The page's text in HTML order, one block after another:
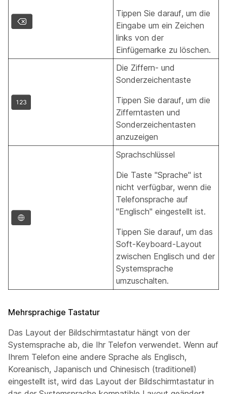
Tippen Sie darauf, um die
Eingabe um ein Zeichen
links von der
Einfügemarke zu löschen.
Die Ziffern- und
Sonderzeichentaste
Tippen Sie darauf, um die
Zifferntasten und
Sonderzeichentasten
anzuzeigen
Sprachschlüssel
Die Taste "Sprache" ist
nicht verfügbar, wenn die
Telefonsprache auf
"Englisch" eingestellt ist.
Tippen Sie darauf, um das
Soft-Keyboard-Layout
zwischen Englisch und der
Systemsprache
umzuschalten.
Mehrsprachige Tastatur
Das Layout der Bildschirmtastatur hängt von der
Systemsprache ab, die Ihr Telefon verwendet. Wenn auf
Ihrem Telefon eine andere Sprache als Englisch,
Koreanisch, Japanisch und Chinesisch (traditionell)
eingestellt ist, wird das Layout der Bildschirmtastatur in